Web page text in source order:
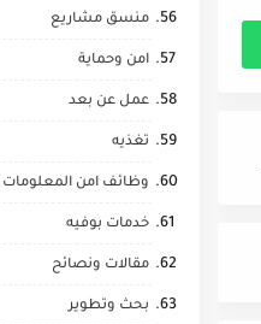
منسق مشاريع
امن وحماية
عمل عن بعد
تغذيه
وظائف امن المعلومات
خدمات بوفيه
مقالات ونصائح
بحث وتطوير